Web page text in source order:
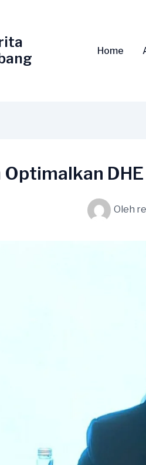
Home
Oleh